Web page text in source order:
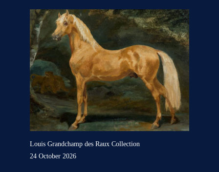
Louis Grandchamp des Raux Collection
24 October 2026